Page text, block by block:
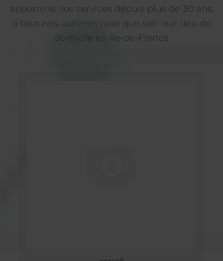
apportons nos services depuis plus de 30 ans,
à tous nos patients quel que soit leur lieu de
domicile en Île-de-France